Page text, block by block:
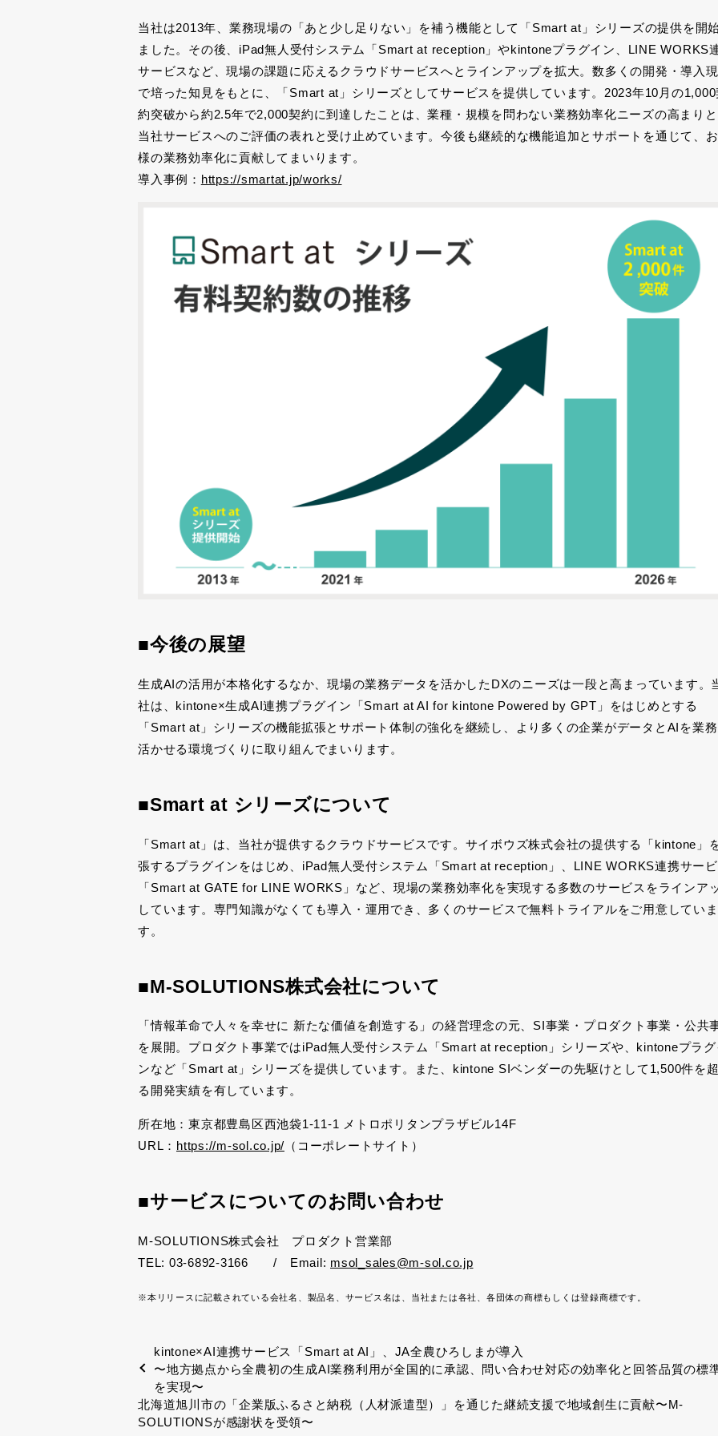
当社は2013年、業務現場の「あと少し足りない」を補う機能として「Smart at 」シリーズの提供を開
ました。その後、 iPad無人受付システム「Smart at reception 」やkintoneプラグイン、 LINE WORKS
サービスなど、現場の課題に応えるクラウドサービスへとラインアップを拡大。数多くの開発・導入
で培った知見をもとに、「Smart at 」シリーズとしてサービスを提供しています。 2023年10 月の1,000
約突破から約2.5年で2,000契約に到達したことは、業種・規模を問わない業務効率化ニーズの高まり
当社サービスへのご評価の表れと受け止めています。今後も継続的な機能追加とサポートを通じて、
様の業務効率化に貢献してまいります。
導入事例： https://smartat.jp/works/
■今後の展望
生成AIの活用が本格化するなか、現場の業務データを活かした DXのニーズは一段と高まっています。
社は、 kintone×生成AI連携プラグイン「Smart at AI for kintone Powered by GPT 」をはじめとする
「Smart at 」シリーズの機能拡張とサポート体制の強化を継続し、より多くの企業がデータと AI を業
活かせる環境づくりに取り組んでまいります。
■Smart at シリーズについて
「Smart at 」は、当社が提供するクラウドサービスです。サイボウズ株式会社の提供する「kintone 」
張するプラグインをはじめ、 iPad無人受付システム「Smart at reception 」、 LINE WORKS連携サー
「Smart at GATE for LINE WORKS 」など、現場の業務効率化を実現する多数のサービスをラインア
しています。専門知識がなくても導入・運用でき、多くのサービスで無料トライアルをご用意していま
す。
■M-SOLUTIONS株式会社について
「情報革命で人々を幸せに 新たな価値を創造する」の経営理念の元、 SI 事業・プロダクト事業・公共
を展開。プロダクト事業ではiPad無人受付システム「 Smart at reception 」シリーズや、 kintoneプラ
ンなど「 Smart at 」シリーズを提供しています。また、 kintone SIベンダーの先駆けとして 1,500件を
る開発実績を有しています。
所在地：東京都豊島区西池袋1-11-1 メトロポリタンプラザビル14F
URL： https://m-sol.co.jp/ （コーポレートサイト）
■サービスについてのお問い合わせ
M-SOLUTIONS株式会社 プロダクト営業部
TEL: 03-6892-3166/ Email: msol_sales@m-sol.co.jp
※本リリースに記載されている会社名、製品名、サービス名は、当社または各社、各団体の商標もしくは登録商標です。
kintone×AI連携サービス「Smart at AI」、JA全農ひろしまが導入
〜地方拠点から全農初の生成AI業務利用が全国的に承認、問い合わせ対応の効率化と回答品質の標
を実現〜
北海道旭川市の「企業版ふるさと納税（人材派遣型）」を通じた継続支援で地域創生に貢献〜M-
SOLUTIONSが感謝状を受領〜